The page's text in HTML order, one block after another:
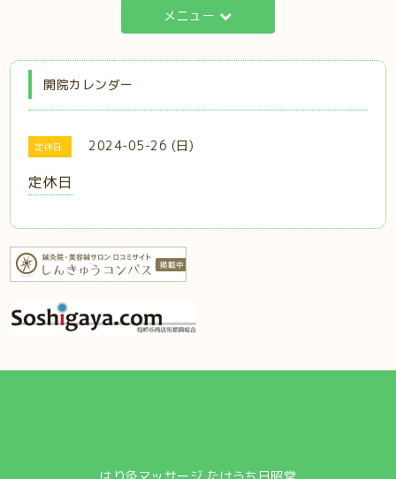
メニュー
開院カレンダー
定休日 2024-05-26 (日)
定休日